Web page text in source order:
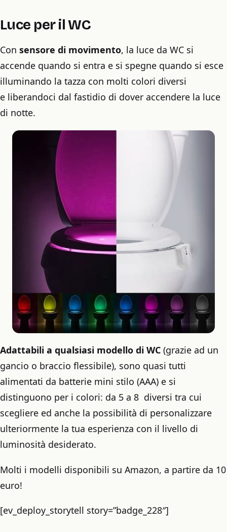
Luce per il WC
Con sensore di movimento, la luce da WC si
accende quando si entra e si spegne quando si esce
illuminando la tazza con molti colori diversi
e liberandoci dal fastidio di dover accendere la luce
di notte.
Adattabili a qualsiasi modello di WC (grazie ad un
gancio o braccio flessibile), sono quasi tutti
alimentati da batterie mini stilo (AAA) e si
distinguono per i colori: da 5 a 8 diversi tra cui
scegliere ed anche la possibilità di personalizzare
ulteriormente la tua esperienza con il livello di
luminosità desiderato.
Molti i modelli disponibili su Amazon, a partire da 10
euro!
[ev_deploy_storytell story=”badge_228″]